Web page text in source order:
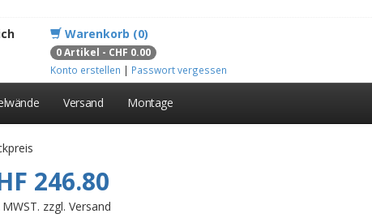
Warenkorb (0)
0 Artikel - CHF 0.00
Konto erstellen | Passwort vergessen
Versand Montage
246.80
zzgl. Versand